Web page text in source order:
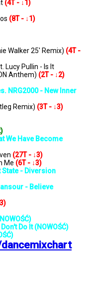
(4T - ↓1)
(8T - ↓1)
Walker 25' Remix) (4T -
Lucy Pullin - Is It
Anthem) (2T - ↓2)
NRG2000 - New Inner
Remix) (3T - ↓3)
We Have Become
(27T - ↓3)
Me (6T - ↓3)
- Diversion
- Believe
Do It (NOWOŚĆ)